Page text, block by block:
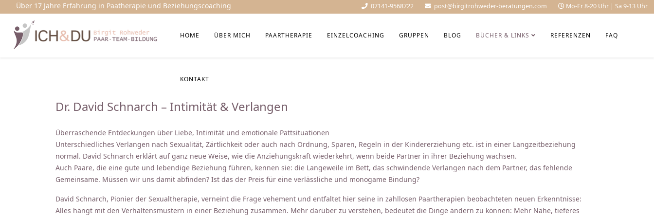
Über 17 Jahre Erfahrung in Paatherapie und Beziehungscoaching 07141-9568722 post@birgitrohweder-beratungen.com Mo-Fr 8-20 Uhr | Sa 9-13 Uhr
HOME ÜBER MICH PAARTHERAPIE EINZELCOACHING GRUPPEN BLOG BÜCHER & LINKS REFERENZEN FAQ
KONTAKT
Dr. David Schnarch – Intimität & Verlangen
Überraschende Entdeckungen über Liebe, Intimität und emotionale Pattsituationen
Unterschiedliches Verlangen nach Sexualität, Zärtlichkeit oder auch nach Ordnung, Sparen, Regeln in der Kindererziehung etc. ist in einer Langzeitbeziehung
normal. David Schnarch erklärt auf ganz neue Weise, wie die Anziehungskraft wiederkehrt, wenn beide Partner in ihrer Beziehung wachsen.
Auch Paare, die eine gute und lebendige Beziehung führen, kennen sie: die Langeweile im Bett, das schwindende Verlangen nach dem Partner, das fehlende
Gemeinsame. Müssen wir uns damit abfinden? Ist das der Preis für eine verlässliche und monogame Bindung?
David Schnarch, Pionier der Sexualtherapie, verneint die Frage vehement und entfaltet hier seine in zahllosen Paartherapien beobachteten neuen Erkenntnisse:
Alles hängt mit den Verhaltensmustern in einer Beziehung zusammen. Mehr darüber zu verstehen, bedeutet die Dinge ändern zu können: Mehr Nähe, tieferes